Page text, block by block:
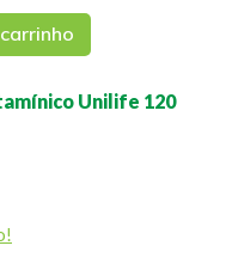
Unilife 120